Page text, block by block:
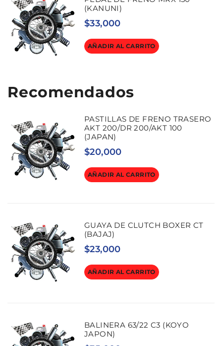
(KANUNI)
$33,000
AÑADIR AL CARRITO
Recomendados
PASTILLAS DE FRENO TRASERO
AKT 200/DR 200/AKT 100
(JAPAN)
$20,000
AÑADIR AL CARRITO
GUAYA DE CLUTCH BOXER CT
(BAJAJ)
$23,000
AÑADIR AL CARRITO
BALINERA 63/22 C3 (KOYO
JAPON)